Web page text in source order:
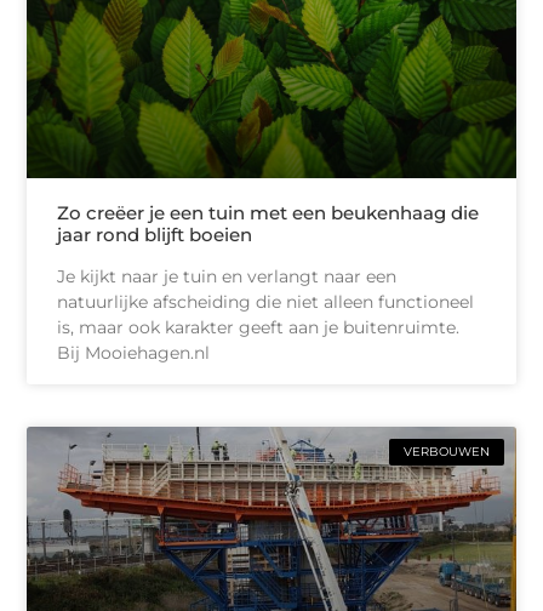
Zo creëer je een tuin met een beukenhaag die
jaar rond blijft boeien
Je kijkt naar je tuin en verlangt naar een
natuurlijke afscheiding die niet alleen functioneel
is, maar ook karakter geeft aan je buitenruimte.
Bij Mooiehagen.nl
VERBOUWEN